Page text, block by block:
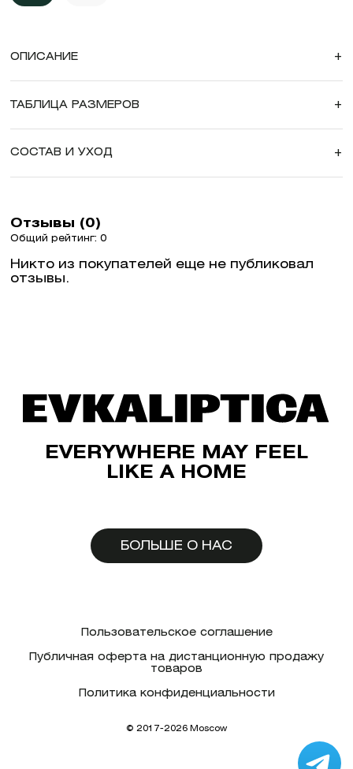
ОПИСАНИЕ +
ТАБЛИЦА РАЗМЕРОВ +
СОСТАВ И УХОД +
Отзывы (0)
Общий рейтинг: 0
Никто из покупателей еще не публиковал
отзывы.
EVERYWHERE MAY FEEL
LIKE A HOME
БОЛЬШЕ О НАС
Пользовательское соглашение
Публичная оферта на дистанционную продажу
товаров
Политика конфиденциальности
© 2017-2026 Moscow